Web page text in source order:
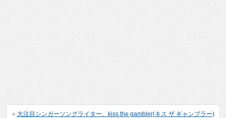
« 大注目シンガーソングライター、kiss the gambler(キス ザ ギャンブラー)